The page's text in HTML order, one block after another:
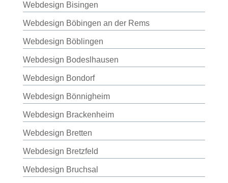
Webdesign Bisingen
Webdesign Böbingen an der Rems
Webdesign Böblingen
Webdesign Bodeslhausen
Webdesign Bondorf
Webdesign Bönnigheim
Webdesign Brackenheim
Webdesign Bretten
Webdesign Bretzfeld
Webdesign Bruchsal